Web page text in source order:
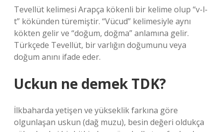
Tevellüt kelimesi Arapça kökenli bir kelime olup “v-l-
t” kökünden türemiştir. “Vücud” kelimesiyle aynı
kökten gelir ve “doğum, doğma” anlamına gelir.
Türkçede Tevellüt, bir varlığın doğumunu veya
doğum anını ifade eder.
Uckun ne demek TDK?
İlkbaharda yetişen ve yükseklik farkına göre
olgunlaşan uskun (dağ muzu), besin değeri oldukça